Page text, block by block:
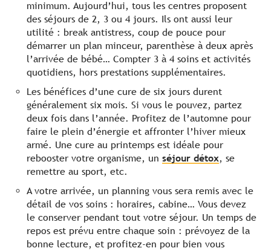
minimum. Aujourd’hui, tous les centres proposent
des séjours de 2, 3 ou 4 jours. Ils ont aussi leur
utilité : break antistress, coup de pouce pour
démarrer un plan minceur, parenthèse à deux après
l’arrivée de bébé… Compter 3 à 4 soins et activités
quotidiens, hors prestations supplémentaires.
Les bénéfices d’une cure de six jours durent
généralement six mois. Si vous le pouvez, partez
deux fois dans l’année. Profitez de l’automne pour
faire le plein d’énergie et affronter l’hiver mieux
armé. Une cure au printemps est idéale pour
rebooster votre organisme, un séjour détox, se
remettre au sport, etc.
A votre arrivée, un planning vous sera remis avec le
détail de vos soins : horaires, cabine… Vous devez
le conserver pendant tout votre séjour. Un temps de
repos est prévu entre chaque soin : prévoyez de la
bonne lecture, et profitez-en pour bien vous